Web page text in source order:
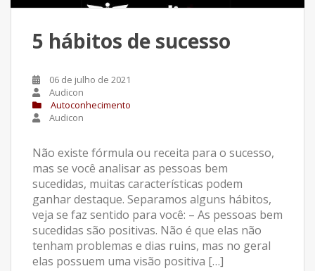
5 hábitos de sucesso
06 de julho de 2021
Audicon
Autoconhecimento
Audicon
Não existe fórmula ou receita para o sucesso,
mas se você analisar as pessoas bem
sucedidas, muitas características podem
ganhar destaque. Separamos alguns hábitos,
veja se faz sentido para você: – As pessoas bem
sucedidas são positivas. Não é que elas não
tenham problemas e dias ruins, mas no geral
elas possuem uma visão positiva […]